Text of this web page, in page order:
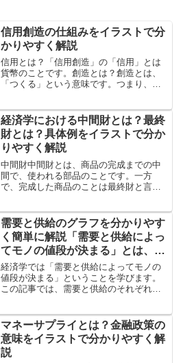
信用創造の仕組みをイラストで分
かりやすく解説
信用とは？「信用創造」の「信用」とは
貨幣のことです。創造とは？創造とは、
「つくる」という意味です。つまり、信
をつくる」ということです。「お金を作
る」と言っても、目に見え...
経済学における中間財とは？最終
財とは？具体例をイラストで分か
りやすく解説
中間財中間財とは、商品の完成までの中
間で、使われる部品のことです。一方
で、完成した商品のことは最終財と言い
を集めて、合体させます。この時のキッ
チンや洗面台などのことを中...
需要と供給のグラフを分かりやす
く簡単に解説「需要と供給によっ
てモノの値段が決まる」とは、ど
ういうことなのか？
経済学では「需要と供給によってモノの
値段が決まる」ということを学びます。
この記事では、需要と供給のそれぞれの
こと」です。需要があるということは、
お客さんがいるということ...
マネーサプライとは？金融政策の
意味をイラストで分かりやすく解
説